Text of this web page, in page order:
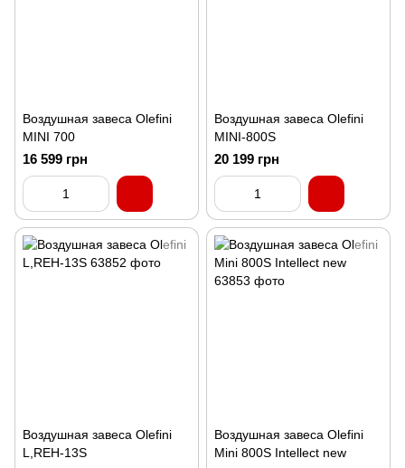
Воздушная завеса Olefini
MINI 700
16 599 грн
Воздушная завеса Olefini
MINI-800S
20 199 грн
Воздушная завеса Olefini
L,REH-13S
Воздушная завеса Olefini
Mini 800S Intellect new